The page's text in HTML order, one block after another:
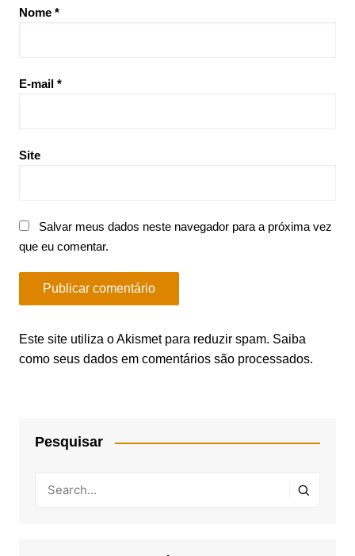
Nome *
E-mail *
Site
Salvar meus dados neste navegador para a próxima vez
que eu comentar.
Este site utiliza o Akismet para reduzir spam. Saiba
como seus dados em comentários são processados.
Pesquisar